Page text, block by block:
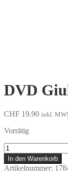
DVD
CHF 19.90 inkl.
Vorrätig
Giulias
Verschwinden
Menge
In den Warenkorb
Artikelnummer: